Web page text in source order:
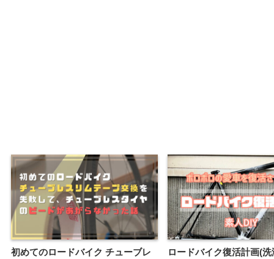
初めてのロードバイク チューブレ
ロードバイク復活計画(